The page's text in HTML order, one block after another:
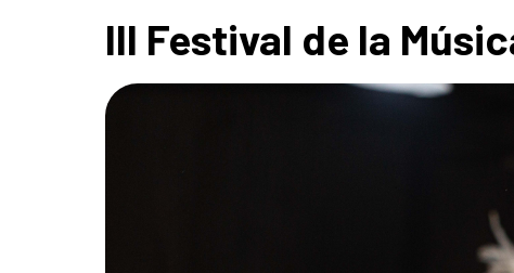
III Festival de la